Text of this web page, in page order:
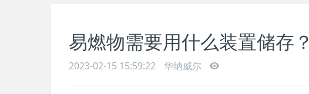
易燃物需要用什么装置储存？
2023-02-15 15:59:22 华纳威尔